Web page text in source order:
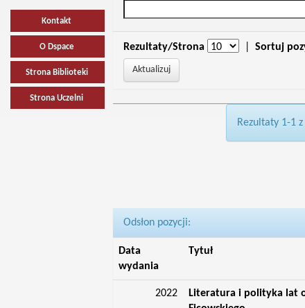
Kontakt
O Dspace
Strona Biblioteki
Strona Uczelni
Rezultaty/Strona Sortuj
Rezultaty 1-1
Odsłon pozycji:
Data
wydania
Tytuł
2022
Literatura i polityka lat